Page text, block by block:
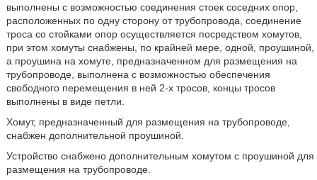
выполнены с возможностью соединения стоек соседних опор,
расположенных по одну сторону от трубопровода, соединение
троса со стойками опор осуществляется посредством хомутов,
при этом хомуты снабжены, по крайней мере, одной, проушиной,
а проушина на хомуте, предназначенном для размещения на
трубопроводе, выполнена с возможностью обеспечения
свободного перемещения в ней 2-х тросов, концы тросов
выполнены в виде петли.
Хомут, предназначенный для размещения на трубопроводе,
снабжен дополнительной проушиной.
Устройство снабжено дополнительным хомутом с проушиной для
размещения на трубопроводе.